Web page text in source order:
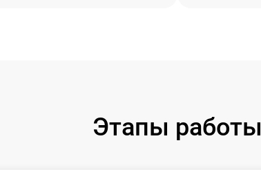
Этапы работы